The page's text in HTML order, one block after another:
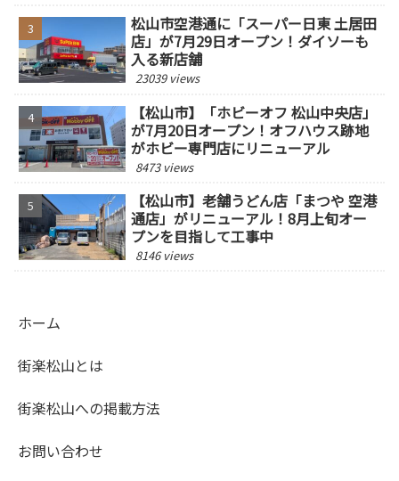
松山市空港通に「スーパー日東 土居田
店」が7月29日オープン！ダイソーも
入る新店舗
23039 views
【松山市】「ホビーオフ 松山中央店」
が7月20日オープン！オフハウス跡地
がホビー専門店にリニューアル
8473 views
【松山市】老舗うどん店「まつや 空港
通店」がリニューアル！8月上旬オー
プンを目指して工事中
8146 views
ホーム
街楽松山とは
街楽松山への掲載方法
お問い合わせ